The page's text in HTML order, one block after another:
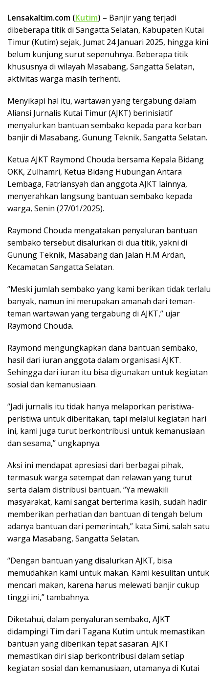
Lensakaltim.com (Kutim) – Banjir yang terjadi
dibeberapa titik di Sangatta Selatan, Kabupaten Kutai
Timur (Kutim) sejak, Jumat 24 Januari 2025, hingga kini
belum kunjung surut sepenuhnya. Beberapa titik
khususnya di wilayah Masabang, Sangatta Selatan,
aktivitas warga masih terhenti.
Menyikapi hal itu, wartawan yang tergabung dalam
Aliansi Jurnalis Kutai Timur (AJKT) berinisiatif
menyalurkan bantuan sembako kepada para korban
banjir di Masabang, Gunung Teknik, Sangatta Selatan.
Ketua AJKT Raymond Chouda bersama Kepala Bidang
OKK, Zulhamri, Ketua Bidang Hubungan Antara
Lembaga, Fatriansyah dan anggota AJKT lainnya,
menyerahkan langsung bantuan sembako kepada
warga, Senin (27/01/2025).
Raymond Chouda mengatakan penyaluran bantuan
sembako tersebut disalurkan di dua titik, yakni di
Gunung Teknik, Masabang dan Jalan H.M Ardan,
Kecamatan Sangatta Selatan.
“Meski jumlah sembako yang kami berikan tidak terlalu
banyak, namun ini merupakan amanah dari teman-
teman wartawan yang tergabung di AJKT,” ujar
Raymond Chouda.
Raymond mengungkapkan dana bantuan sembako,
hasil dari iuran anggota dalam organisasi AJKT.
Sehingga dari iuran itu bisa digunakan untuk kegiatan
sosial dan kemanusiaan.
“Jadi jurnalis itu tidak hanya melaporkan peristiwa-
peristiwa untuk diberitakan, tapi melalui kegiatan hari
ini, kami juga turut berkontribusi untuk kemanusiaan
dan sesama,” ungkapnya.
Aksi ini mendapat apresiasi dari berbagai pihak,
termasuk warga setempat dan relawan yang turut
serta dalam distribusi bantuan. “Ya mewakili
masyarakat, kami sangat berterima kasih, sudah hadir
memberikan perhatian dan bantuan di tengah belum
adanya bantuan dari pemerintah,” kata Simi, salah satu
warga Masabang, Sangatta Selatan.
“Dengan bantuan yang disalurkan AJKT, bisa
memudahkan kami untuk makan. Kami kesulitan untuk
mencari makan, karena harus melewati banjir cukup
tinggi ini,” tambahnya.
Diketahui, dalam penyaluran sembako, AJKT
didampingi Tim dari Tagana Kutim untuk memastikan
bantuan yang diberikan tepat sasaran. AJKT
memastikan diri siap berkontribusi dalam setiap
kegiatan sosial dan kemanusiaan, utamanya di Kutai